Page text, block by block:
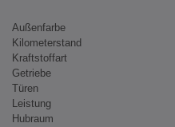
Außenfarbe
Kilometerstand
Kraftstoffart
Getriebe
Türen
Leistung
Hubraum